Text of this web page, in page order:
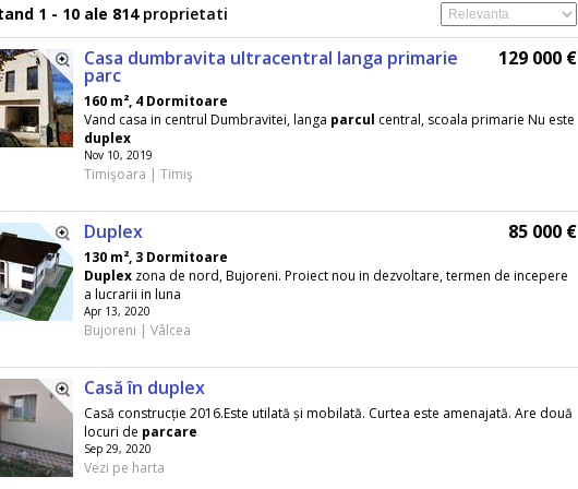
1 - 10 ale 814proprietati
Casa dumbravita ultracentral langa primarie
parc
129 000 €
160 m², 4 Dormitoare
Vand casa in centrul Dumbravitei, langa parcul central, scoala primarie Nu este
duplex
Nov 10, 2019
Timişoara | Timiş
Duplex 85 000 €
130 m², 3 Dormitoare
Duplex zona de nord, Bujoreni. Proiect nou in dezvoltare, termen de incepere
a lucrarii in luna
Apr 13, 2020
Bujoreni | Vâlcea
Casă în duplex
Casă construcție 2016.Este utilată și mobilată. Curtea este amenajată. Are două
locuri de parcare
Sep 29, 2020
Vezi pe harta